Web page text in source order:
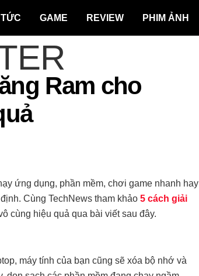
GAME REVIEW PHIM ẢNH
Ram cho
ứng dụng, phần mềm, chơi game nhanh hay
Cùng TechNews tham khảo 5 cách giải
cùng hiệu quả qua bài viết sau đây.
máy tính của bạn cũng sẽ xóa bộ nhớ và